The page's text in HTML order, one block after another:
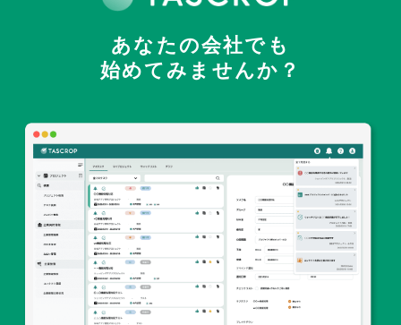
あなたの会社でも
始めてみませんか？